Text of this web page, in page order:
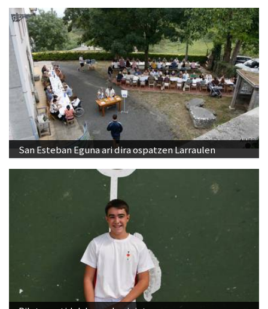
San Esteban Eguna ari dira ospatzen Larraulen